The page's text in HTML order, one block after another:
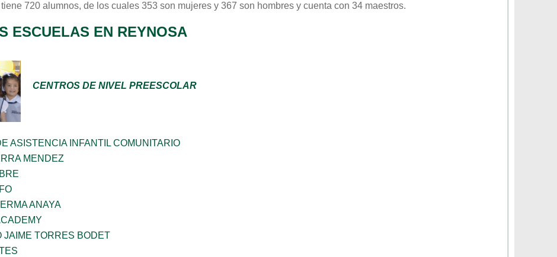
720 alumnos, de los cuales 353 son mujeres y 367 son hombres y cuenta con 34 maestros.
ESCUELAS EN REYNOSA
CENTROS DE NIVEL PREESCOLAR
ASISTENCIA INFANTIL COMUNITARIO
MENDEZ
ANAYA
JAIME TORRES BODET